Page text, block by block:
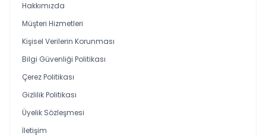
Hakkımızda
Müşteri Hizmetleri
Kişisel Verilerin Korunması
Bilgi Güvenliği Politikası
Çerez Politikası
Gizlilik Politikası
Üyelik Sözleşmesi
İletişim